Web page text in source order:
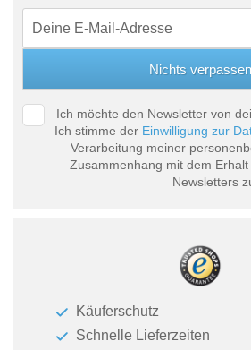
Ich möchte den Newsletter von
Ich stimme der Einwilligung zur
Verarbeitung meiner
Zusammenhang mit dem
Newsletters
Käuferschutz
Schnelle Lieferzeiten